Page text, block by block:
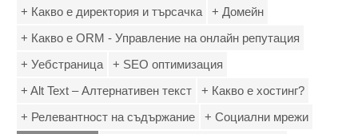
+ Какво е директория и търсачка
+ Домейн
+ Какво е ORM - Управление на онлайн репутация
+ Уебстраница
+ SEO оптимизация
+ Alt Text – Алтернативен текст
+ Какво е хостинг?
+ Релевантност на съдържание
+ Социални мрежи